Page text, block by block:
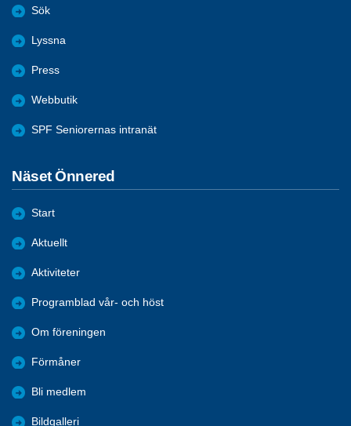
Sök
Lyssna
Press
Webbutik
SPF Seniorernas intranät
Näset Önnered
Start
Aktuellt
Aktiviteter
Programblad vår- och höst
Om föreningen
Förmåner
Bli medlem
Bildgalleri